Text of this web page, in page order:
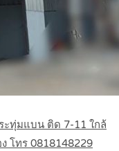
ะทุ่มแบน ติด 7-11 ใกล้
โทร 0818148229